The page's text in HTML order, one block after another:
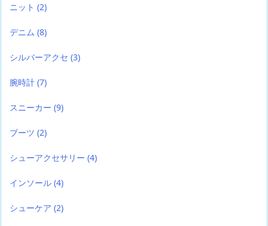
ニット (2)
デニム (8)
シルバーアクセ (3)
腕時計 (7)
スニーカー (9)
ブーツ (2)
シューアクセサリー (4)
インソール (4)
シューケア (2)